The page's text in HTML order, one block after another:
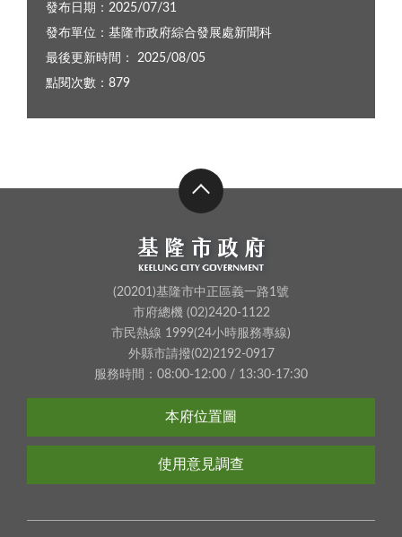
發布日期：2025/07/31
發布單位：基隆市政府綜合發展處新聞科
最後更新時間： 2025/08/05
點閱次數：879
(20201)基隆市中正區義一路1號
市府總機 (02)2420-1122
市民熱線 1999(24小時服務專線)
外縣市請撥(02)2192-0917
服務時間：08:00-12:00 / 13:30-17:30
本府位置圖
使用意見調查